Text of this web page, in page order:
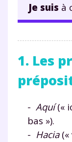
Je suis à
1. Les
- Aquí(«
bas »).
- Hacia(«